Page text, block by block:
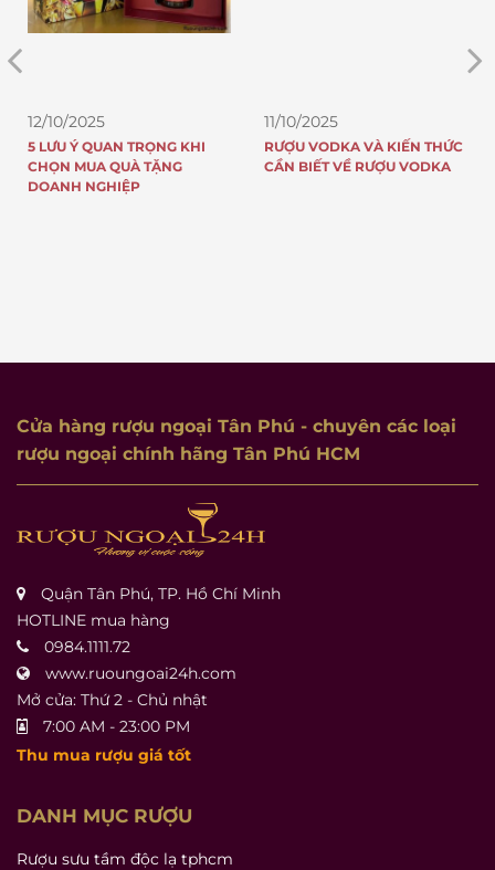
11/10/2025
RƯỢU VODKA VÀ KIẾN THỨC
CẦN BIẾT VỀ RƯỢU VODKA
11/10/2025
TOP 5 CHAI RƯỢU JOHNNIE
WALKER ĐẠT GIẢI QUỐC TẾ
Cửa hàng rượu ngoại Tân Phú - chuyên các loại
rượu ngoại chính hãng Tân Phú HCM
Quận Tân Phú, TP. Hồ Chí Minh
HOTLINE mua hàng
0984.1111.72
www.ruoungoai24h.com
Mở cửa: Thứ 2 - Chủ nhật
7:00 AM - 23:00 PM
Thu mua rượu giá tốt
DANH MỤC RƯỢU
Rượu sưu tầm độc lạ tphcm